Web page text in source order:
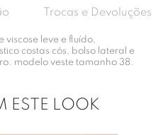
Trocas e Devoluções
leve e fluído,
costas cós, bolso lateral e
modelo veste tamanho 38.
ESTE LOOK